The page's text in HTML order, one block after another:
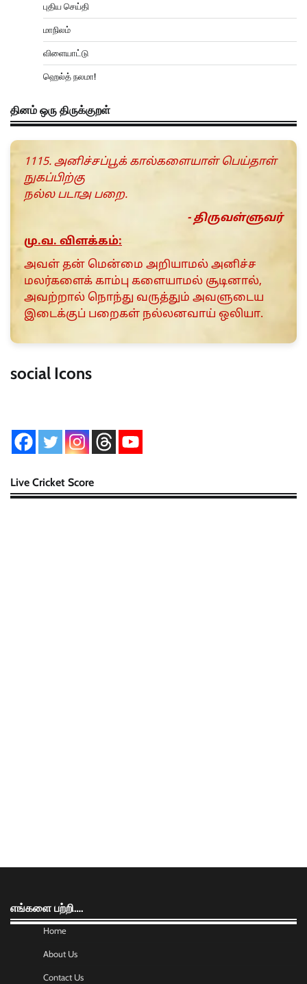
புதிய செய்தி
மாநிலம்
விளையாட்டு
ஹெல்த் நலமா!
தினம் ஒரு திருக்குறள்
1115. அனிச்சப்பூக் கால்களையாள் பெய்தாள்
நுகப்பிற்கு
நல்ல படாஅ பறை.
- திருவள்ளுவர்
மு.வ. விளக்கம்:
அவள் தன் மென்மை அறியாமல் அனிச்ச
மலர்களைக் காம்பு களையாமல் சூடினால்,
அவற்றால் நொந்து வருத்தும் அவளுடைய
இடைக்குப் பறைகள் நல்லனவாய் ஒலியா.
social Icons
Live Cricket Score
எங்களை பற்றி….
Home
About Us
Contact Us